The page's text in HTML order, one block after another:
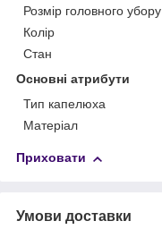
Розмір головного убору
Колір
Стан
Основні атрибути
Тип капелюха
Матеріал
Приховати
Умови доставки